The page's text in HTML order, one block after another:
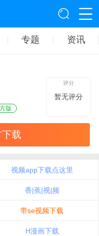
专题 资讯
版
评分
暂无评分
载
视频app下载点这里
香|蕉|视|频
带se视频下载
H漫画下载